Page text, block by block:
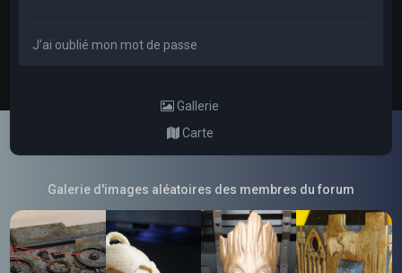
J’ai oublié mon mot de passe
Gallerie
Carte
Galerie d'images aléatoires des membres du forum